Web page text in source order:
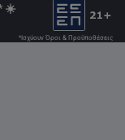
☀️
*Ισχύουν Όροι & Προϋποθέσεις